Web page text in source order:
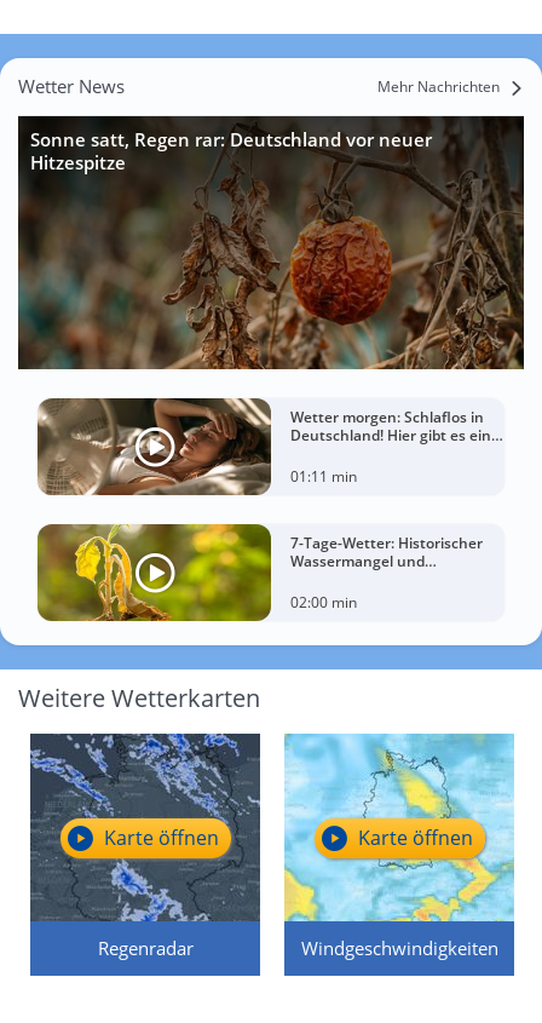
Wetter News Mehr Nachrichten
Sonne satt, Regen rar: Deutschland vor neuer
Hitzespitze
Wetter morgen: Schlaflos in
Deutschland! Hier gibt es eine
01:11 min
7-Tage-Wetter: Historischer
Wassermangel und
02:00 min
Weitere Wetterkarten
Regenradar
Karte öffnen
Windgeschwindigkeiten
Karte öffnen